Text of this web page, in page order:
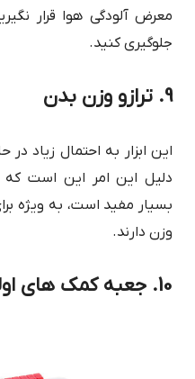
معرض آلودگی هوا قرار
جلوگیری کنید.
9. ترازو وزن بدن
این ابزار به احتمال زیاد
دلیل این امر این است که
بسیار مفید است، به ویژه
وزن دارند.
10. جعبه کمک های اولیه